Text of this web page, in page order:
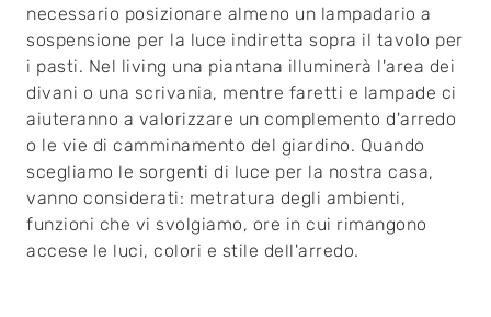
necessario posizionare almeno un lampadario a
sospensione per la luce indiretta sopra il tavolo per
i pasti. Nel living una piantana illuminerà l'area dei
divani o una scrivania, mentre faretti e lampade ci
aiuteranno a valorizzare un complemento d'arredo
o le vie di camminamento del giardino. Quando
scegliamo le sorgenti di luce per la nostra casa,
vanno considerati: metratura degli ambienti,
funzioni che vi svolgiamo, ore in cui rimangono
accese le luci, colori e stile dell'arredo.